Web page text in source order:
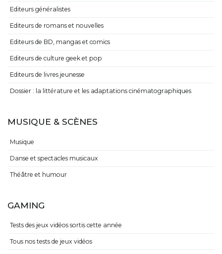
Editeurs généralistes
Editeurs de romans et nouvelles
Editeurs de BD, mangas et comics
Editeurs de culture geek et pop
Editeurs de livres jeunesse
Dossier : la littérature et les adaptations cinématographiques
MUSIQUE & SCÈNES
Musique
Danse et spectacles musicaux
Théâtre et humour
GAMING
Tests des jeux vidéos sortis cette année
Tous nos tests de jeux vidéos